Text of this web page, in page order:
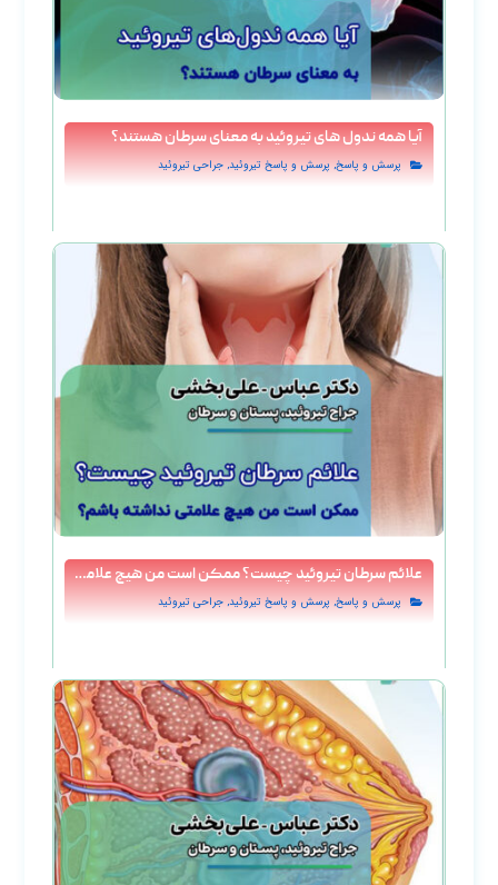
آیا همه ندول‌ های تیروئید به معنای سرطان هستند؟
پرسش و پاسخ, پرسش و پاسخ تيروئيد,جراحی تیروئید
علائم سرطان تیروئید چیست؟ ممکن است من هیچ علامتی نداشته باشم؟
پرسش و پاسخ,پرسش و پاسخ تيروئيد,جراحی تیروئید